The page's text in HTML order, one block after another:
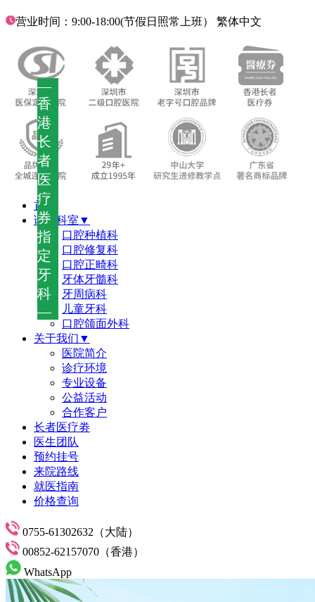
—
香
港
长
者
医
疗
券
指
定
牙
科
—
营业时间：9:00-18:00(节假日照常上班） 繁体中文
首页
诊疗科室▼
口腔种植科
口腔修复科
口腔正畸科
牙体牙髓科
牙周病科
儿童牙科
口腔颌面外科
关于我们▼
医院简介
诊疗环境
专业设备
公益活动
合作客户
长者医疗劵
医生团队
预约挂号
来院路线
就医指南
价格查询
0755-61302632（大陆）
00852-62157070（香港）
WhatsApp